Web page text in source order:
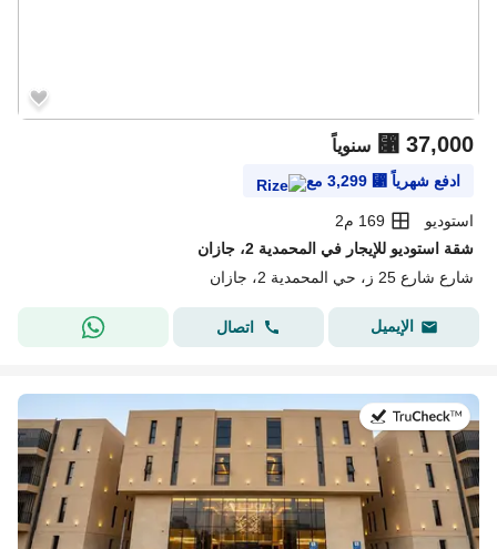
⃁ 37,000 سنوياً
ادفع شهرياً ⃁
3,299 مع
استوديو
169 م2
شقة استوديو للإيجار في المحمدية 2، جازان
شارع شارع 25 ز، حي المحمدية 2، جازان
الإيميل اتصال
في:20 يوليو 2026